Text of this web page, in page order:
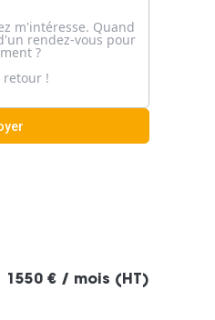
1550 € / mois (HT)